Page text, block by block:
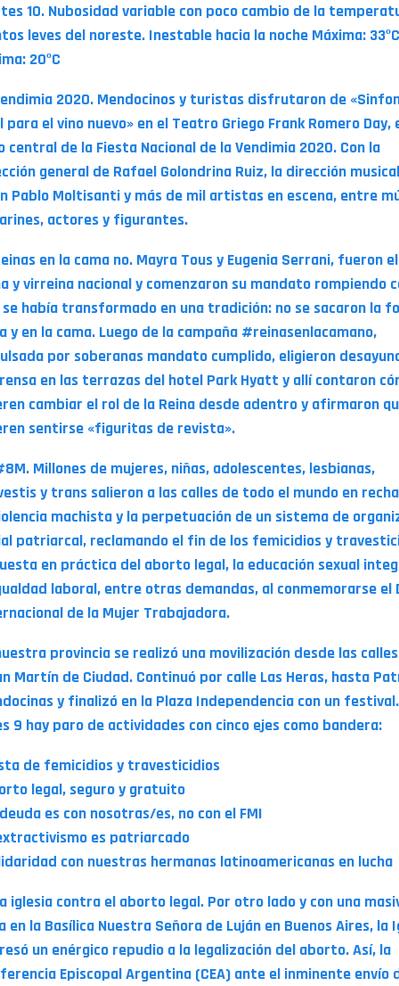
10. Nubosidad variable con poco cambio de la
leves del noreste. Inestable hacia la noche Máxima: 33ºC
20ºC
2020. Mendocinos y turistas disfrutaron de
para el vino nuevo» en el Teatro Griego Frank Romero Day,
central de la Fiesta Nacional de la Vendimia 2020. Con la
general de Rafael Golondrina Ruiz, la dirección
Pablo Moltisanti y más de mil artistas en escena, entre
actores y figurantes.
en la cama no. Mayra Tous y Eugenia Serrani, fueron
y virreina nacional y comenzaron su mandato rompiendo
se había transformado en una tradición: no se sacaron la
y en la cama. Luego de la campaña #reinasenlacamano,
por soberanas mandato cumplido, eligieron
en las terrazas del hotel Park Hyatt y allí contaron
cambiar el rol de la Reina desde adentro y afirmaron
sentirse «figuritas de revista».
Millones de mujeres, niñas, adolescentes, lesbianas,
y trans salieron a las calles de todo el mundo en
machista y la perpetuación de un sistema de
patriarcal, reclamando el fin de los femicidios y
en práctica del aborto legal, la educación sexual
laboral, entre otras demandas, al conmemorarse el
de la Mujer Trabajadora.
provincia se realizó una movilización desde las
Martín de Ciudad. Continuó por calle Las Heras, hasta
y finalizó en la Plaza Independencia con un
9 hay paro de actividades con cinco ejes como bandera:
de femicidios y travesticidios
legal, seguro y gratuito
es con nosotras/es, no con el FMI
es patriarcado
con nuestras hermanas latinoamericanas en lucha
iglesia contra el aborto legal. Por otro lado y con una
en la Basílica Nuestra Señora de Luján en Buenos Aires, la
un enérgico repudio a la legalización del aborto. Así, la
Episcopal Argentina (CEA) ante el inminente envío